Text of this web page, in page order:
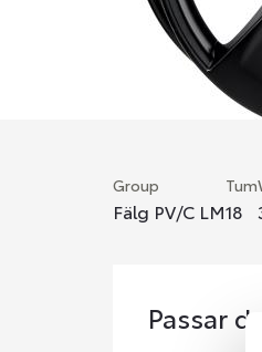
Group
Fälg PV/C LM
Tum
18
Passar